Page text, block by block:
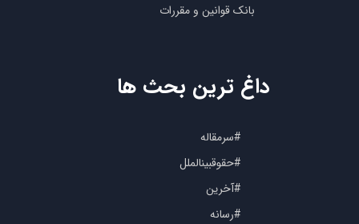
بانک قوانین و مقررات
#سرمقاله
#حقوقبینالملل
#آخرین
#رسانه
داغ ترین بحث ها